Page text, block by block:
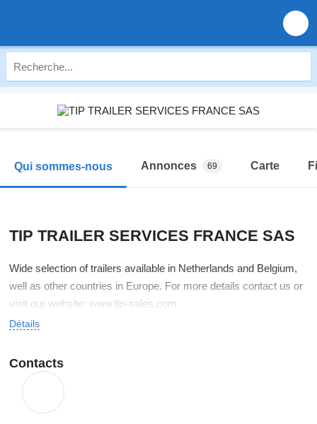
Qui sommes-nous Annonces 69 Carte
TIP TRAILER SERVICES FRANCE SAS
Wide selection of trailers available in Netherlands and Belgium,
well as other countries in Europe. For more details contact us or
visit our website: www.tip-sales.com
Détails
Contacts